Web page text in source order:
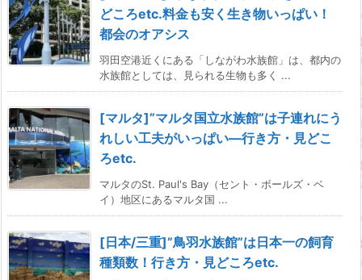
どころetc.料金も安く生き物いっぱい！
都会のオアシス
羽田空港近くにある「しながわ水族館」は、都内の
水族館としては、見られる生物も多く ...
[マルタ]”マルタ国立水族館”は子連れにう
れしい工夫がいっぱい―行き方・見どこ
ろetc.
マルタのSt. Paul's Bay（セント・ボールズ・ベ
イ）地区にあるマルタ国 ...
[日本/三重]”鳥羽水族館”は日本一の飼育
種類数！行き方・見どころetc.